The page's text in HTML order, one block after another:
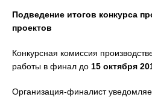
Подведение итогов конкурса
проектов
Конкурсная комиссия
работы в финал до 15 октября
Организация-финалист